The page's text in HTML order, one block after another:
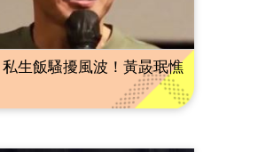
生飯騷擾風波！黃晸珉憔